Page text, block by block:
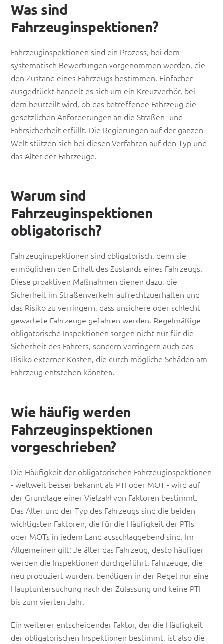
Was sind
Fahrzeuginspektionen?
Fahrzeuginspektionen sind ein Prozess, bei dem
systematisch Bewertungen vorgenommen werden, die
den Zustand eines Fahrzeugs bestimmen. Einfacher
ausgedrückt handelt es sich um ein Kreuzverhör, bei
dem beurteilt wird, ob das betreffende Fahrzeug die
gesetzlichen Anforderungen an die Straßen- und
Fahrsicherheit erfüllt. Die Regierungen auf der ganzen
Welt stützen sich bei diesen Verfahren auf den Typ und
das Alter der Fahrzeuge.
Warum sind
Fahrzeuginspektionen
obligatorisch?
Fahrzeuginspektionen sind obligatorisch, denn sie
ermöglichen den Erhalt des Zustands eines Fahrzeugs.
Diese proaktiven Maßnahmen dienen dazu, die
Sicherheit im Straßenverkehr aufrechtzuerhalten und
das Risiko zu verringern, dass unsichere oder schlecht
gewartete Fahrzeuge gefahren werden. Regelmäßige
obligatorische Inspektionen sorgen nicht nur für die
Sicherheit des Fahrers, sondern verringern auch das
Risiko externer Kosten, die durch mögliche Schäden am
Fahrzeug entstehen könnten.
Wie häufig werden
Fahrzeuginspektionen
vorgeschrieben?
Die Häufigkeit der obligatorischen Fahrzeuginspektionen
- weltweit besser bekannt als PTI oder MOT - wird auf
der Grundlage einer Vielzahl von Faktoren bestimmt.
Das Alter und der Typ des Fahrzeugs sind die beiden
wichtigsten Faktoren, die für die Häufigkeit der PTIs
oder MOTs in jedem Land ausschlaggebend sind. Im
Allgemeinen gilt: Je älter das Fahrzeug, desto häufiger
werden die Inspektionen durchgeführt. Fahrzeuge, die
neu produziert wurden, benötigen in der Regel nur eine
Hauptuntersuchung nach der Zulassung und keine PTI
bis zum vierten Jahr.
Ein weiterer entscheidender Faktor, der die Häufigkeit
der obligatorischen Inspektionen bestimmt, ist also die